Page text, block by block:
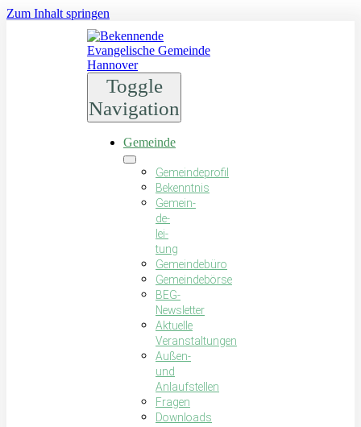
Zum Inhalt springen
Toggle
Navigation
Gemeinde
Gemeindeprofil
Bekenntnis
Gemein­
de­
lei­
tung
Gemeindebüro
Gemeindebörse
BEG-
Newsletter
Aktuelle
Veranstaltungen
Außen-
und
Anlaufstellen
Fragen
Downloads